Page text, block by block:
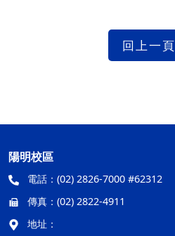
回上一頁
陽明校區
電話： (02) 2826-7000 #62312
傳真： (02) 2822-4911
地址：